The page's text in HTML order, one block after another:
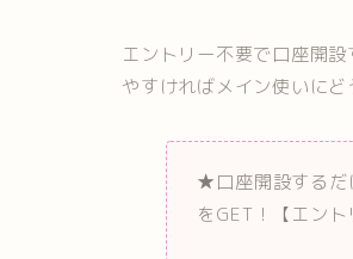
エントリー不要で口座開
やすければメイン使いにど
★口座開設するだ
をGET！【エント